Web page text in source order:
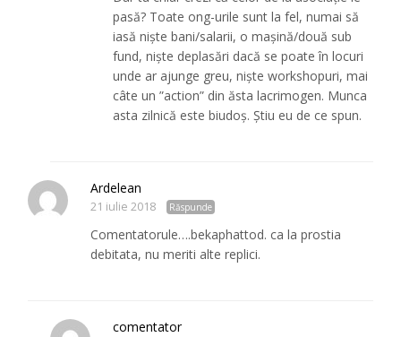
pasă? Toate ong-urile sunt la fel, numai să
iasă niște bani/salarii, o mașină/două sub
fund, niște deplasări dacă se poate în locuri
unde ar ajunge greu, niște workshopuri, mai
câte un ”action” din ăsta lacrimogen. Munca
asta zilnică este biudoș. Știu eu de ce spun.
Ardelean
21 iulie 2018 Răspunde
Comentatorule….bekaphattod. ca la prostia
debitata, nu meriti alte replici.
comentator